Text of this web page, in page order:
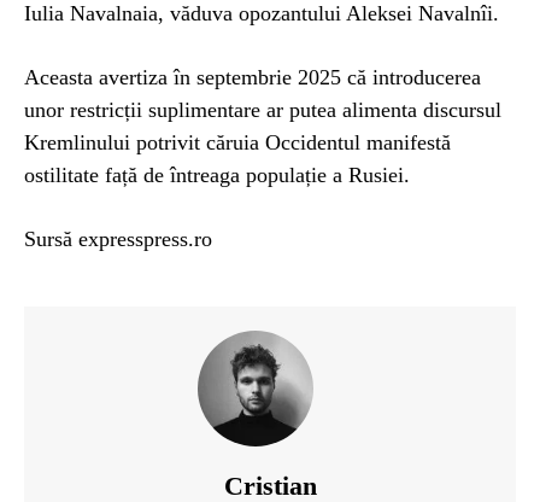
Iulia Navalnaia, văduva opozantului Aleksei Navalnîi.
Aceasta avertiza în septembrie 2025 că introducerea
unor restricții suplimentare ar putea alimenta discursul
Kremlinului potrivit căruia Occidentul manifestă
ostilitate față de întreaga populație a Rusiei.
Sursă expresspress.ro
Cristian